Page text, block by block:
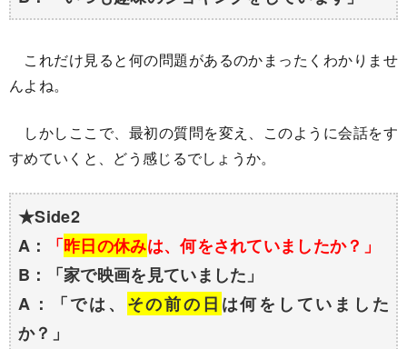
これだけ見ると何の問題があるのかまったくわかりませ
んよね。
しかしここで、最初の質問を変え、このように会話をす
すめていくと、どう感じるでしょうか。
★Side2
A：
「昨日の休みは、何をされていましたか？」
B：「家で映画を見ていました」
A：「では、 その前の日 は何をしていました
か？」